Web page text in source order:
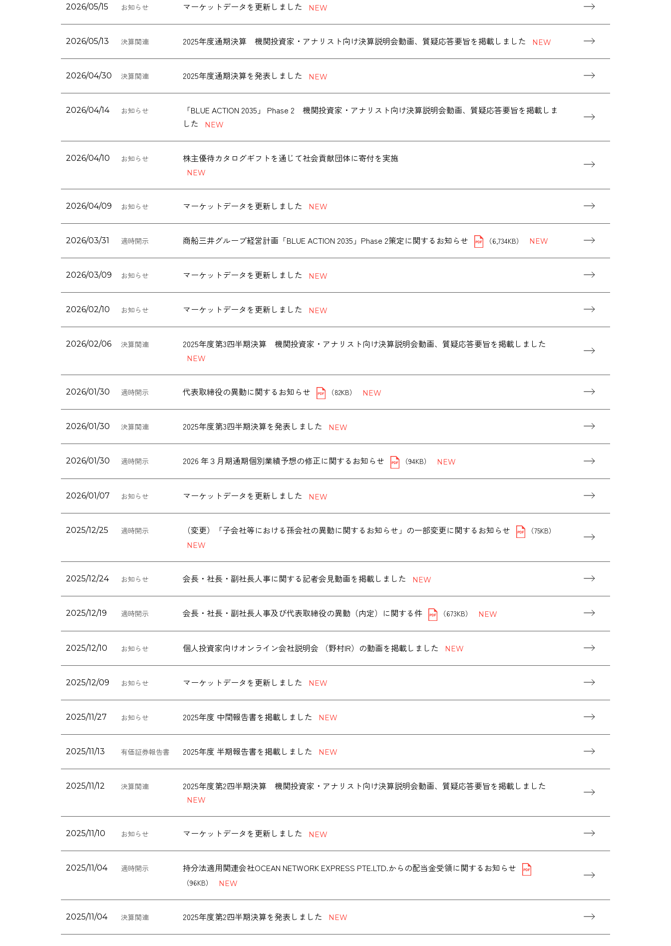
2026/05/15 お知らせ マーケットデータを更新しました
2026/05/13 決算関連 2025年度通期決算 機関投資家・アナリスト向け決算説明会動画、質疑応答要旨を掲載しました
2026/04/30 決算関連 2025年度通期決算を発表しました
2026/04/14 お知らせ
「BLUE ACTION 2035」 Phase 2 機関投資家・アナリスト向け決算説明会動画、質疑応答要旨を掲載しま
した
2026/04/10 お知らせ
2026/04/09 お知らせ マーケットデータを更新しました
2026/03/31 適時開示 商船三井グループ経営計画「BLUE ACTION 2035」Phase 2策定に関するお知らせ （6,734KB）
2026/03/09 お知らせ マーケットデータを更新しました
2026/02/10 お知らせ マーケットデータを更新しました
2026/02/06 決算関連 2025年度第3四半期決算 機関投資家・アナリスト向け決算説明会動画、質疑応答要旨を掲載しました
2026/01/30 適時開示 代表取締役の異動に関するお知らせ （82KB）
2026/01/30 決算関連 2025年度第3四半期決算を発表しました
2026/01/30 適時開示 2026 年３月期通期個別業績予想の修正に関するお知らせ （94KB）
2026/01/07 お知らせ マーケットデータを更新しました
2025/12/25 適時開示 （変更）「子会社等における孫会社の異動に関するお知らせ」の一部変更に関するお知らせ （75KB）
2025/12/24 お知らせ 会長・社長・副社長人事に関する記者会見動画を掲載しました
2025/12/19 適時開示 会長・社長・副社長人事及び代表取締役の異動（内定）に関する件 （673KB）
2025/12/10 お知らせ 個人投資家向けオンライン会社説明会 （野村IR）の動画を掲載しました
2025/12/09 お知らせ マーケットデータを更新しました
2025/11/27 お知らせ 2025年度 中間報告書を掲載しました
2025/11/13 有価証券報告書 2025年度 半期報告書を掲載しました
2025/11/12 決算関連 2025年度第2四半期決算 機関投資家・アナリスト向け決算説明会動画、質疑応答要旨を掲載しました
2025/11/10 お知らせ マーケットデータを更新しました
2025/11/04 適時開示 持分法適用関連会社OCEAN NETWORK EXPRESS PTE.LTD.からの配当金受領に関するお知らせ
（96KB）
2025/11/04 決算関連 2025年度第2四半期決算を発表しました